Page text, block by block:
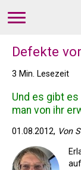
Defekte
3 Min. Lesezeit
Und es gibt
man von ihr
01.08.2012, Von